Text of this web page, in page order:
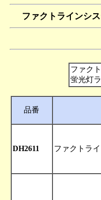
ファクトラインシ
ファク
蛍光灯
品番
DH2611 ファクトラ